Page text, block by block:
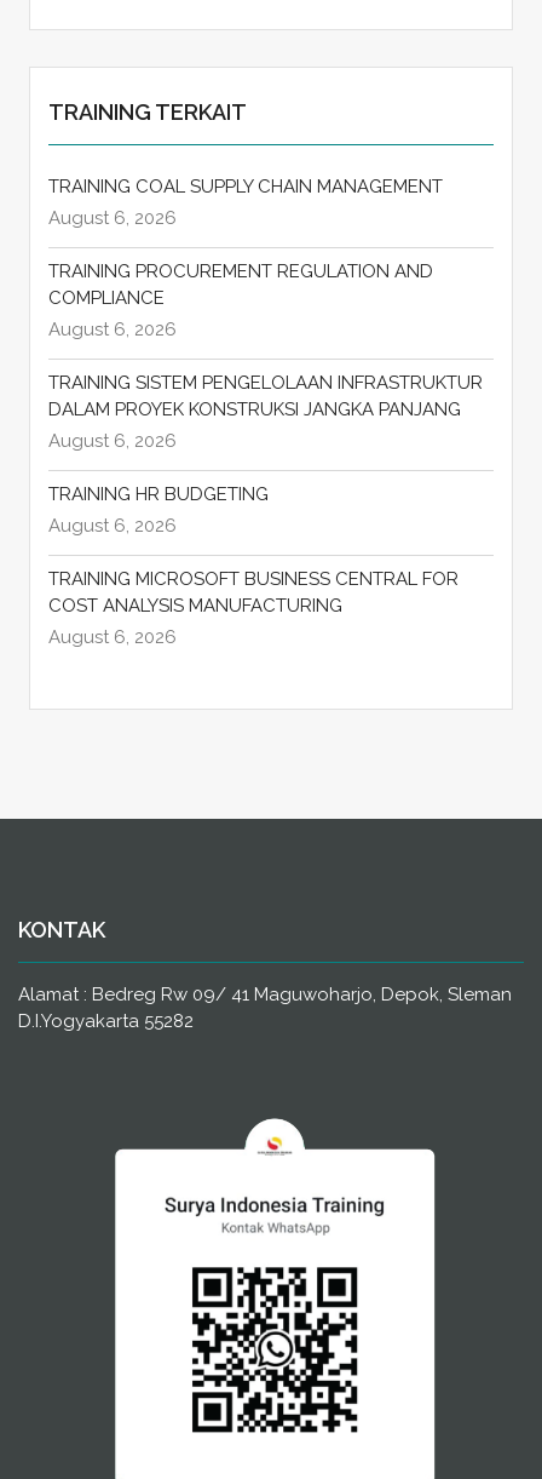
TRAINING TERKAIT
TRAINING COAL SUPPLY CHAIN MANAGEMENT
August 6, 2026
TRAINING PROCUREMENT REGULATION AND
COMPLIANCE
August 6, 2026
TRAINING SISTEM PENGELOLAAN INFRASTRUKTUR
DALAM PROYEK KONSTRUKSI JANGKA PANJANG
August 6, 2026
TRAINING HR BUDGETING
August 6, 2026
TRAINING MICROSOFT BUSINESS CENTRAL FOR
COST ANALYSIS MANUFACTURING
August 6, 2026
KONTAK
Alamat : Bedreg Rw 09/ 41 Maguwoharjo, Depok, Sleman
D.I.Yogyakarta 55282